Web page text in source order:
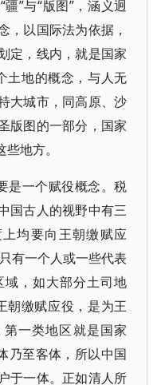
”与“版图”，涵义迥
，以国际法为依据，
定，线内，就是国家
土地的概念，与人无
大城市，同高原、沙
版图的一部分，国家
地方。
是一个赋役概念。税
国古人的视野中有三
均要向王朝缴赋应
有一个人或一些代表
，如大部分土司地
朝缴赋应役，是为王
一类地区就是国家
乃至客体，所以中国
于一体。正如清人所